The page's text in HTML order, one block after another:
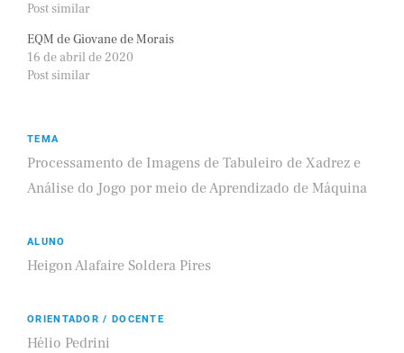
Post similar
EQM de Giovane de Morais
16 de abril de 2020
Post similar
TEMA
Processamento de Imagens de Tabuleiro de Xadrez e
Análise do Jogo por meio de Aprendizado de Máquina
ALUNO
Heigon Alafaire Soldera Pires
ORIENTADOR / DOCENTE
Hélio Pedrini